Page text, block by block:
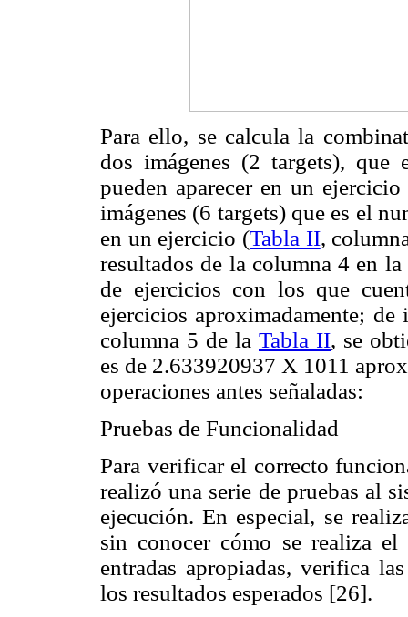
Para ello, se calcula la
dos imágenes (2 targets), que
pueden aparecer en un ejercicio
imágenes (6 targets) que es el
en un ejercicio (Tabla II,
resultados de la columna 4 en la
de ejercicios con los que
ejercicios aproximadamente;
columna 5 de la Tabla II, se
es de 2.633920937 X 1011
operaciones antes señaladas:
Pruebas de Funcionalidad
Para verificar el correcto
realizó una serie de pruebas al
ejecución. En especial, se
sin conocer cómo se realiza
entradas apropiadas, verifica
los resultados esperados [26].